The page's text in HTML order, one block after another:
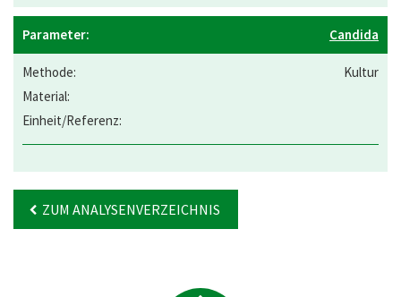
Candida
Kultur
ZUM ANALYSENVERZEICHNIS